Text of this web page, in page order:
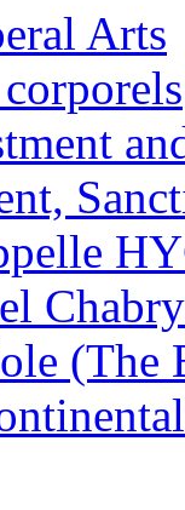
Arts
Chabry
(The